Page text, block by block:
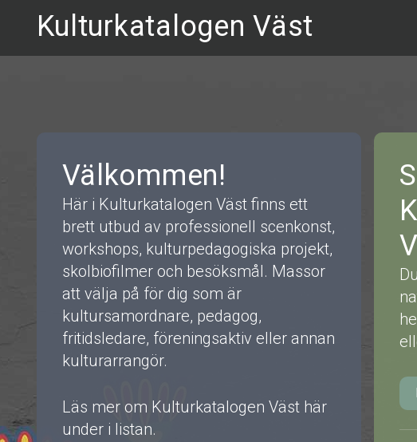
Kulturkatalogen Väst
Välkommen!
Här i Kulturkatalogen Väst finns ett
brett utbud av professionell scenkonst,
workshops, kulturpedagogiska projekt,
skolbiofilmer och besöksmål. Massor
att välja på för dig som är
kultursamordnare, pedagog,
fritidsledare, föreningsaktiv eller annan
kulturarrangör.
Läs mer om Kulturkatalogen Väst här
under i listan.